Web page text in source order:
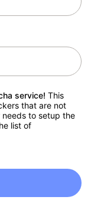
service! This
that are not
to setup the
list of